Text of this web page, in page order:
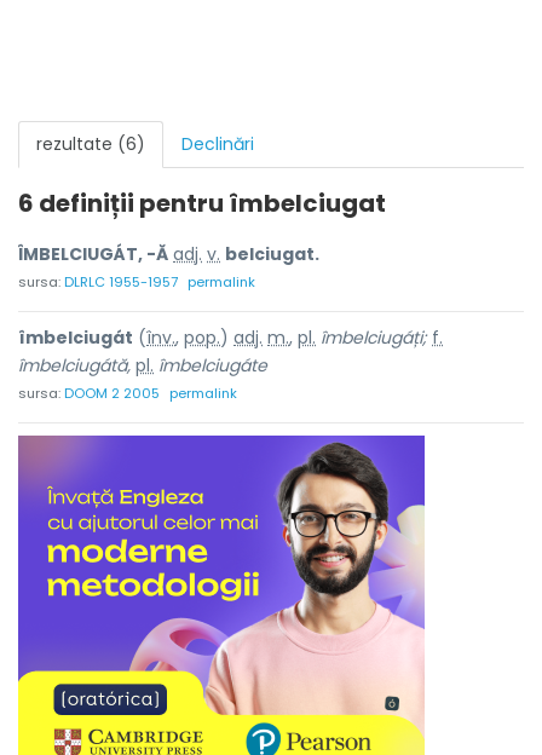
rezultate (6) Declinări
6 definiții pentru îmbelciugat
ÎMBELCIUGÁT, -Ă adj. v. belciugat.
sursa:DLRLC 1955-1957 permalink
îmbelciugát (înv., pop.) adj. m., pl. îmbelciugáți; f.
îmbelciugátă, pl. îmbelciugáte
sursa:DOOM 2 2005 permalink